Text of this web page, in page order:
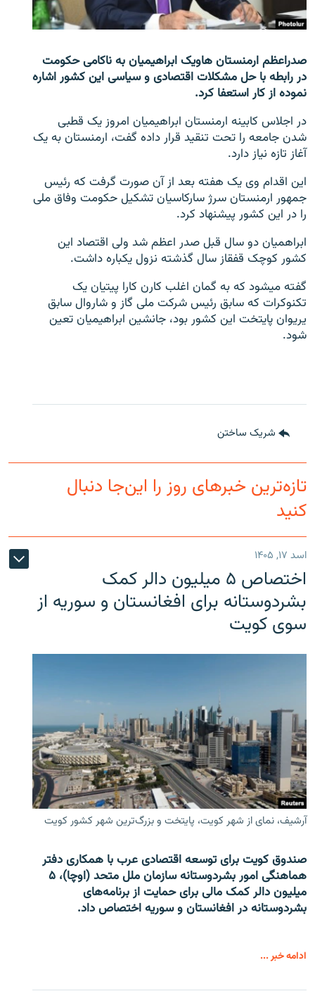
تماس
Azadi English
همۀ سایت‌های رادیو آزادی/ رادیو اروپای آزاد
صدراعظم ارمنستان هاویک ابراهیمیان به ناکامی حکومت
در رابطه با حل مشکلات اقتصادی و سیاسی این کشور اشاره
نموده از کار استعفا کرد.
در اجلاس کابینه ارمنستان ابراهیمیان امروز یک قطبی
شدن جامعه را تحت تنقید قرار داده گفت، ارمنستان به یک
آغاز تازه نیاز دارد.
این اقدام وی یک هفته بعد از آن صورت گرفت که رئیس
جمهور ارمنستان سرژ سارکاسیان تشکیل حکومت وفاق ملی
را در این کشور پیشنهاد کرد.
ابراهمیان دو سال قبل صدر اعظم شد ولی اقتصاد این
کشور کوچک قفقاز سال گذشته نزول یکباره داشت.
گفته می‎شود که به گمان اغلب کارن کارا پیتیان یک
تکنوکرات که سابق رئیس شرکت ملی گاز و شاروال سابق
یریوان پایتخت این کشور بود، جانشین ابراهیمیان تعین
شود.
شریک ساختن
تازه‌ترین خبرهای روز را این‌جا دنبال
کنید
اسد ۱۷, ۱۴۰۵
اختصاص ۵ میلیون دالر کمک
بشردوستانه برای افغانستان و سوریه از
سوی کویت
آرشیف، نمای از شهر کویت، پایتخت و بزرگ‌ترین شهر کشور کویت
صندوق کویت برای توسعه اقتصادی عرب با همکاری دفتر
هماهنگی امور بشردوستانه سازمان ملل متحد (اوچا)، ۵
میلیون دالر کمک مالی برای حمایت از برنامه‌های
بشردوستانه در افغانستان و سوریه اختصاص داد.
ادامه خبر ...